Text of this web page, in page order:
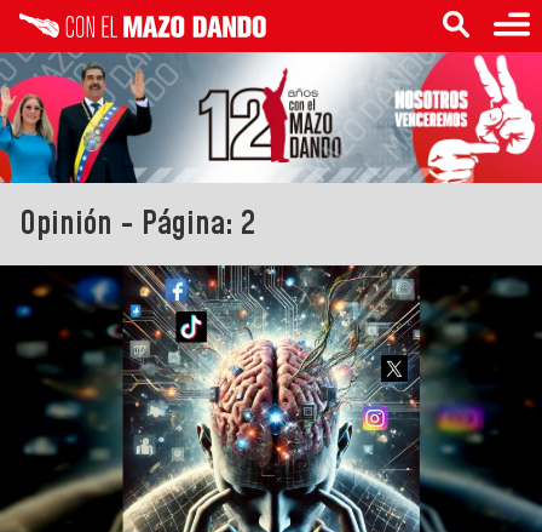
Opinión - Página: 2